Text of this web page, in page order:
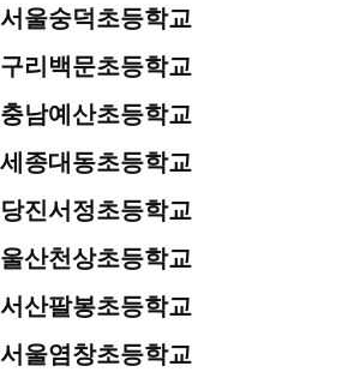
서울숭덕초등학교
구리백문초등학교
충남예산초등학교
세종대동초등학교
당진서정초등학교
울산천상초등학교
서산팔봉초등학교
서울염창초등학교